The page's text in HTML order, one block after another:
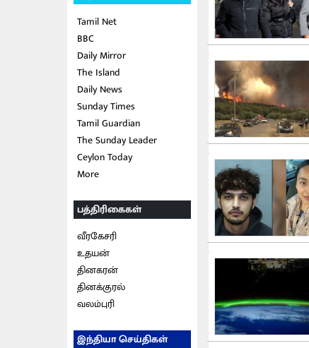
Tamil Net
BBC
Daily Mirror
The Island
Daily News
Sunday Times
Tamil Guardian
The Sunday Leader
Ceylon Today
More
பத்திரிகைகள்
வீரகேசரி
உதயன்
தினகரன்
தினக்குரல்
வலம்புரி
இந்தியா செய்திகள்